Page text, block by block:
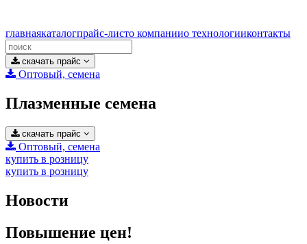
главнаякаталогпрайс-листо компаниио технологииконтакты
скачать прайс
Оптовый, семена
Плазменные семена
скачать прайс
Оптовый, семена
купить в розницу
купить в розницу
Новости
Повышение цен!